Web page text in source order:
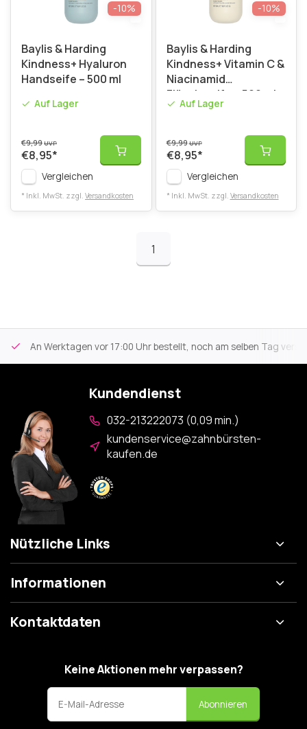
-10%
Baylis & Harding
Kindness+ Hyaluron
Handseife – 500 ml
Auf Lager
€9,99UVP
€8,95*
Vergleichen
* Inkl. MwSt. zzgl. Versandkosten
-10%
Baylis & Harding
Kindness+ Vitamin C &
Niacinamid
Flüssigseife – 500 ml
Auf Lager
€9,99UVP
€8,95*
Vergleichen
* Inkl. MwSt. zzgl. Versandkosten
1
An Werktagen vor 17:00 Uhr bestellt, noch am selben Tag
Kundendienst
032-213222073 (0,09 min.)
kundenservice@zahnbürsten-
kaufen.de
Nützliche Links
Informationen
Kontaktdaten
Keine Aktionen mehr verpassen?
Abonnieren